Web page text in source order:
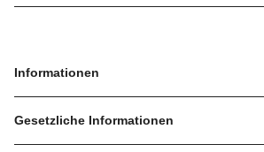
Informationen
Gesetzliche Informationen